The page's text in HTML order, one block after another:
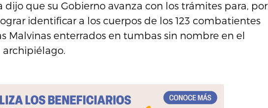
que su Gobierno avanza con los trámites para, por
identificar a los cuerpos de los 123 combatientes
Malvinas enterrados en tumbas sin nombre en el